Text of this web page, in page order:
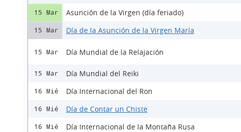
15 Mar Asunción de la Virgen (día feriado)
15 Mar Día de la Asunción de la Virgen María
15 Mar Día Mundial de la Relajación
15 Mar Día Mundial del Reiki
16 Mié Día Internacional del Ron
16 Mié Día de Contar un Chiste
16 Mié Día Internacional de la Montaña Rusa